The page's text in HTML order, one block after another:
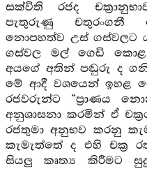
සක්විති රජද
පැතුරුණු චතුරංගනී
නොපහත්ව උස් ගස්වලට
ගස්වල මල් ගෙඩි
අයගේ අතින් පඬුරු ද
මේ ආදී වශයෙන් ඉහළ
රජවරුන්ට “ප්‍රාණය
අනුශාසනා කරමින් ඒ
රජතුමා අනුභව කරනු
කැමැත්තේ ද එහි චක්‍ර
සියලු කෘත්‍ය කිරීමට